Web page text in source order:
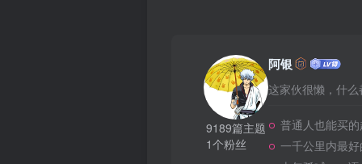
9189篇主题
1个粉丝
阿银
这家伙很懒，什
普通人也能买
一千公里内最